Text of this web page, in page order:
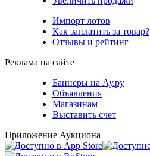
Импорт лотов
Как заплатить за товар?
Отзывы и рейтинг
Реклама на сайте
Баннеры на Ау.ру
Объявления
Магазинам
Выставить счет
Приложение Аукциона